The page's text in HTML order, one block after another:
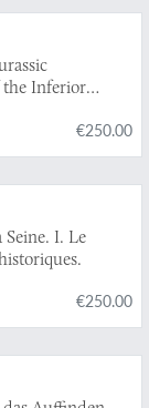
the Inferior
€250.00
Seine. I. Le
€250.00